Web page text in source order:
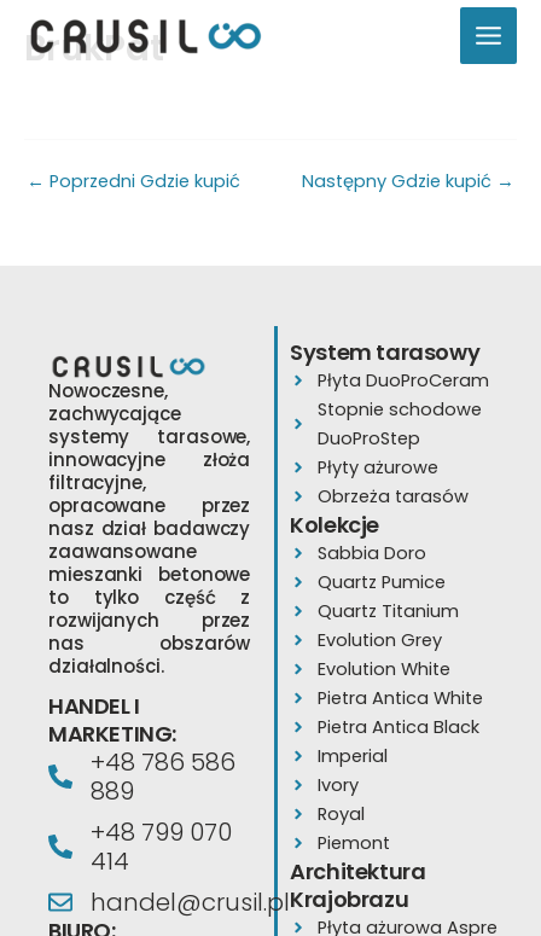
Przejdź
BrukPat
← Poprzedni Gdzie kupić Następny Gdzie kupić →
Nowoczesne,
zachwycające
systemy tarasowe,
innowacyjne złoża
filtracyjne,
opracowane przez
nasz dział badawczy
zaawansowane
mieszanki betonowe
to tylko część z
rozwijanych przez
nas obszarów
działalności.
HANDEL I
MARKETING:
+48 786 586
889
+48 799 070
414
handel@crusil.pl
System tarasowy
Płyta DuoProCeram
Stopnie schodowe
DuoProStep
Płyty ażurowe
Obrzeża tarasów
Kolekcje
Sabbia Doro
Quartz Pumice
Quartz Titanium
Evolution Grey
Evolution White
Pietra Antica White
Pietra Antica Black
Imperial
Ivory
Royal
Piemont
Architektura
Krajobrazu
Płyta ażurowa Aspre